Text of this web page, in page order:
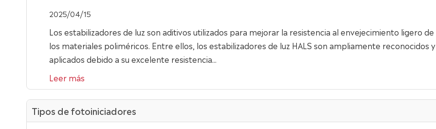
2025/04/15
Los estabilizadores de luz son aditivos utilizados para mejorar la resistencia al envejecimiento ligero de
los materiales poliméricos. Entre ellos, los estabilizadores de luz HALS son ampliamente reconocidos y
aplicados debido a su excelente resistencia...
Leer más
Tipos de fotoiniciadores